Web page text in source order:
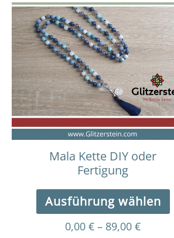
Mala Kette DIY oder
Fertigung
Ausführung wählen
0,00 € – 89,00 €
0,00 €
bis
89,00